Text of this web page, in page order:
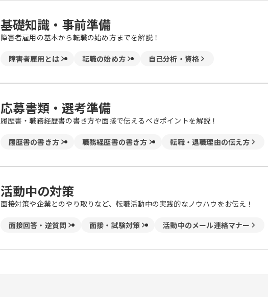
基礎知識・事前準備
障害者雇用の基本から転職の始め方までを解説！
障害者雇用とは 転職の始め方 自己分析・資格
応募書類・選考準備
履歴書・職務経歴書の書き方や面接で伝えるべきポイントを解説！
履歴書の書き方 職務経歴書の書き方 転職・退職理由の伝え方
活動中の対策
面接対策や企業とのやり取りなど、転職活動中の実践的なノウハウをお伝え！
面接回答・逆質問 面接・試験対策 活動中のメール連絡マナー